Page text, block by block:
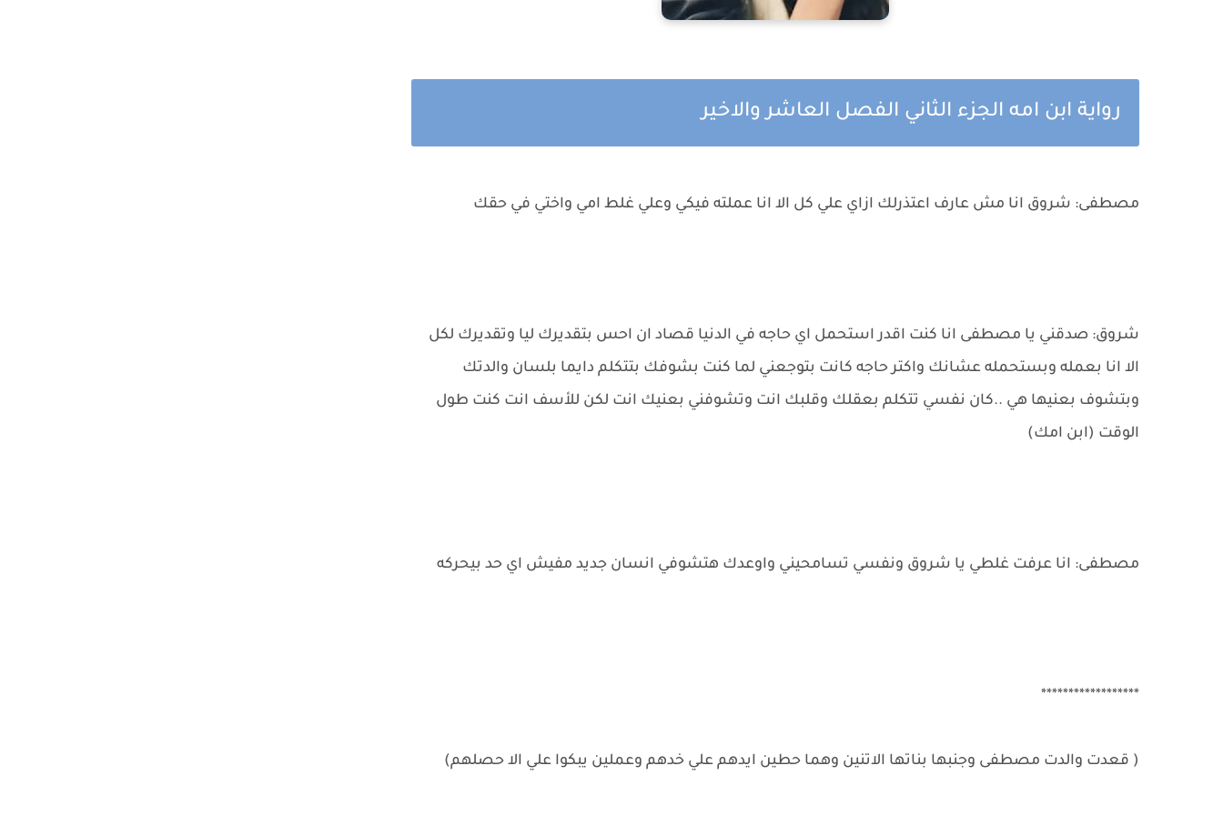
رواية ابن امه الجزء الثاني الفصل العاشر والاخير
مصطفى: شروق انا مش عارف اعتذرلك ازاي علي كل الا انا عملته فيكي وعلي غلط امي واختي في حقك
شروق: صدقني يا مصطفى انا كنت اقدر استحمل اي حاجه في الدنيا قصاد ان احس بتقديرك ليا وتقديرك لكل
الا انا بعمله وبستحمله عشانك واكتر حاجه كانت بتوجعني لما كنت بشوفك بتتكلم دايما بلسان والدتك
وبتشوف بعنيها هي ..كان نفسي تتكلم بعقلك وقلبك انت وتشوفني بعنيك انت لكن للأسف انت كنت طول
الوقت (ابن امك)
مصطفى: انا عرفت غلطي يا شروق ونفسي تسامحيني واوعدك هتشوفي انسان جديد مفيش اي حد بيحركه
******************
( قعدت والدت مصطفى وجنبها بناتها الاتنين وهما حطين ايدهم علي خدهم وعملين يبكوا علي الا حصلهم)